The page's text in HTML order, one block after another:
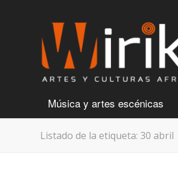
Música y artes escénicas
Listado de la etiqueta: 30 abril